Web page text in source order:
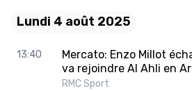
Lundi 4 août 2025
13:40
Mercato: Enzo Millot
va rejoindre Al Ahli en
RMC Sport